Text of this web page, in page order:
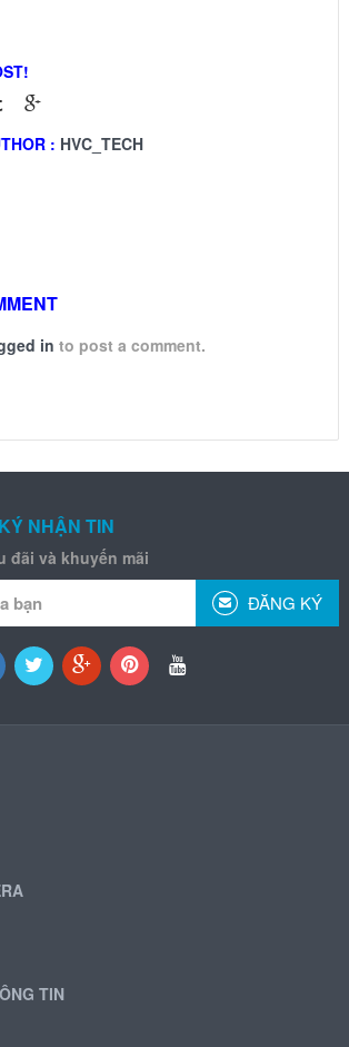
: HVC_TECH
in to post a comment.
NHẬN TIN
đãi và khuyến mãi
ĐĂNG KÝ
TIN